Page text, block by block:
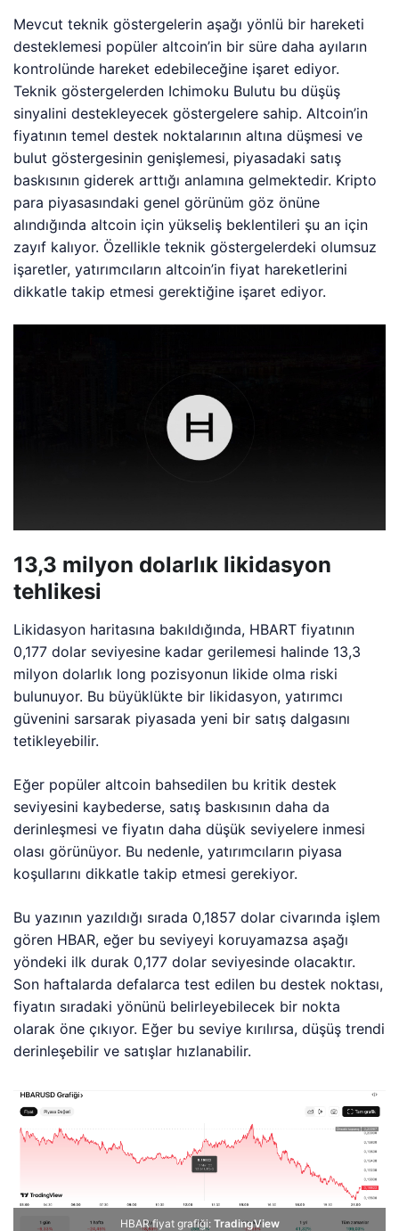
Mevcut teknik göstergelerin aşağı yönlü bir hareketi
desteklemesi popüler altcoin’in bir süre daha ayıların
kontrolünde hareket edebileceğine işaret ediyor.
Teknik göstergelerden Ichimoku Bulutu bu düşüş
sinyalini destekleyecek göstergelere sahip. Altcoin’in
fiyatının temel destek noktalarının altına düşmesi ve
bulut göstergesinin genişlemesi, piyasadaki satış
baskısının giderek arttığı anlamına gelmektedir. Kripto
para piyasasındaki genel görünüm göz önüne
alındığında altcoin için yükseliş beklentileri şu an için
zayıf kalıyor. Özellikle teknik göstergelerdeki olumsuz
işaretler, yatırımcıların altcoin’in fiyat hareketlerini
dikkatle takip etmesi gerektiğine işaret ediyor.
13,3 milyon dolarlık likidasyon
tehlikesi
Likidasyon haritasına bakıldığında, HBART fiyatının
0,177 dolar seviyesine kadar gerilemesi halinde 13,3
milyon dolarlık long pozisyonun likide olma riski
bulunuyor. Bu büyüklükte bir likidasyon, yatırımcı
güvenini sarsarak piyasada yeni bir satış dalgasını
tetikleyebilir.
Eğer popüler altcoin bahsedilen bu kritik destek
seviyesini kaybederse, satış baskısının daha da
derinleşmesi ve fiyatın daha düşük seviyelere inmesi
olası görünüyor. Bu nedenle, yatırımcıların piyasa
koşullarını dikkatle takip etmesi gerekiyor.
Bu yazının yazıldığı sırada 0,1857 dolar civarında işlem
gören HBAR, eğer bu seviyeyi koruyamazsa aşağı
yöndeki ilk durak 0,177 dolar seviyesinde olacaktır.
Son haftalarda defalarca test edilen bu destek noktası,
fiyatın sıradaki yönünü belirleyebilecek bir nokta
olarak öne çıkıyor. Eğer bu seviye kırılırsa, düşüş trendi
derinleşebilir ve satışlar hızlanabilir.
HBAR fiyat grafiği: TradingView